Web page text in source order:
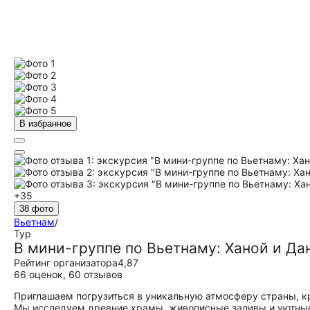
В избранное
+35
38 фото
Вьетнам/
Тур
В мини-группе по Вьетнаму: Ханой и
Рейтинг организатора4,87
66 оценок, 60 отзывов
Приглашаем погрузиться в уникальную атмосферу страны,
Мы исследуем древние храмы, живописные заливы и